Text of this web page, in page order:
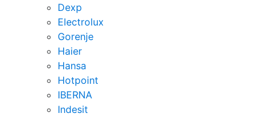
Dexp
Electrolux
Gorenje
Haier
Hansa
Hotpoint
IBERNA
Indesit